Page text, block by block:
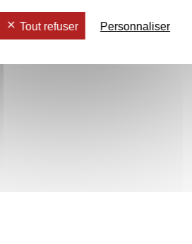
Tout refuser Personnaliser